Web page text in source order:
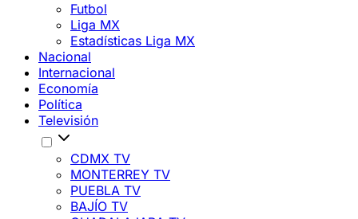
Futbol
Liga MX
Estadísticas Liga MX
Nacional
Internacional
Economía
Política
Televisión
CDMX TV
MONTERREY TV
PUEBLA TV
BAJÍO TV